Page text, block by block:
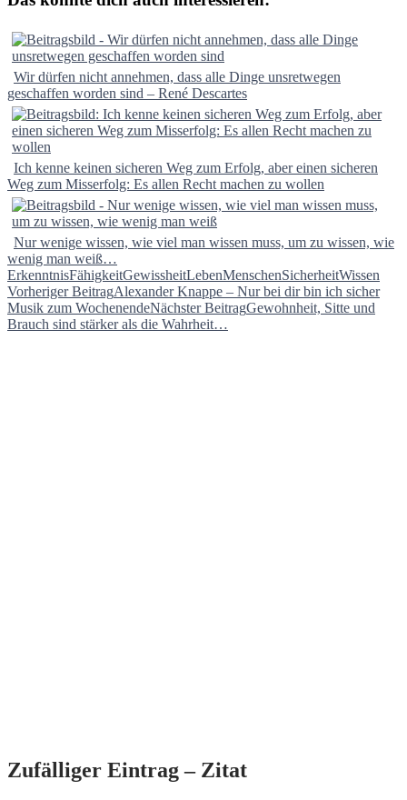
Wir dürfen nicht annehmen, dass alle Dinge unsretwegen
geschaffen worden sind – René Descartes
Ich kenne keinen sicheren Weg zum Erfolg, aber einen sicheren
Weg zum Misserfolg: Es allen Recht machen zu wollen
Nur wenige wissen, wie viel man wissen muss, um zu wissen, wie
wenig man weiß…
ErkenntnisFähigkeitGewissheitLebenMenschenSicherheitWissen
Beitragsnavigation
Vorheriger BeitragAlexander Knappe – Nur bei dir bin ich sicher
Musik zum WochenendeNächster BeitragGewohnheit, Sitte und
Brauch sind stärker als die Wahrheit…
Zufälliger Eintrag – Zitat